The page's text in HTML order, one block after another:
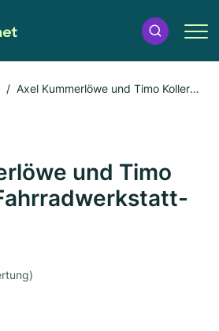
Axel Kummerlöwe und Timo Koller
und Timo